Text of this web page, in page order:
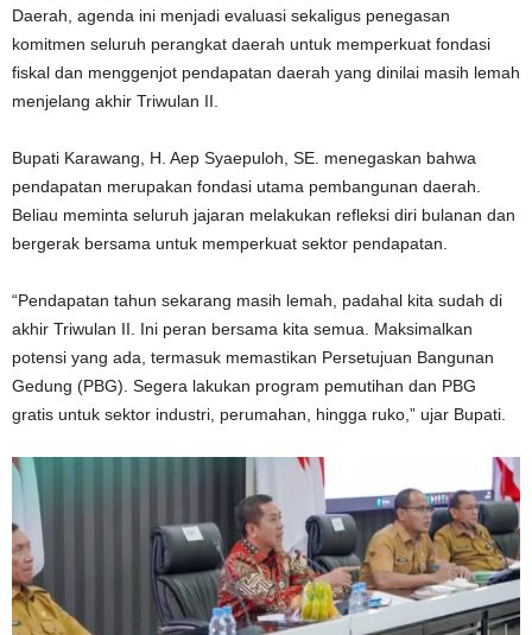
Daerah, agenda ini menjadi evaluasi sekaligus penegasan
komitmen seluruh perangkat daerah untuk memperkuat fondasi
fiskal dan menggenjot pendapatan daerah yang dinilai masih lemah
menjelang akhir Triwulan II.
Bupati Karawang, H. Aep Syaepuloh, SE. menegaskan bahwa
pendapatan merupakan fondasi utama pembangunan daerah.
Beliau meminta seluruh jajaran melakukan refleksi diri bulanan dan
bergerak bersama untuk memperkuat sektor pendapatan.
“Pendapatan tahun sekarang masih lemah, padahal kita sudah di
akhir Triwulan II. Ini peran bersama kita semua. Maksimalkan
potensi yang ada, termasuk memastikan Persetujuan Bangunan
Gedung (PBG). Segera lakukan program pemutihan dan PBG
gratis untuk sektor industri, perumahan, hingga ruko,” ujar Bupati.